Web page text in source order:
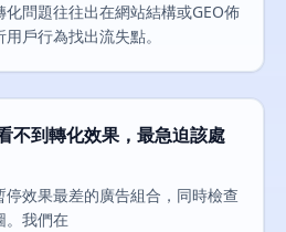
問題往往出在網站結構或GEO佈
戶行為找出流失點。
不到轉化效果，最急迫該處
效果最差的廣告組合，同時檢查
。我們在